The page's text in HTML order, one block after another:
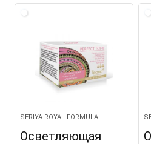
SERIYA-ROYAL-FORMULA
Осветляющая